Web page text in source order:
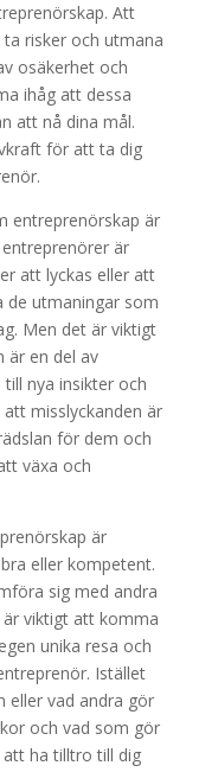
Att
risker och utmana
osäkerhet och
ihåg att dessa
att nå dina mål.
för att ta dig
entreprenörskap är
är
att lyckas eller att
de utmaningar som
Men det är viktigt
är en del av
nya insikter och
misslyckanden är
för dem och
växa och
är
eller kompetent.
sig med andra
viktigt att komma
unika resa och
Istället
eller vad andra gör
och vad som gör
ha tilltro till dig